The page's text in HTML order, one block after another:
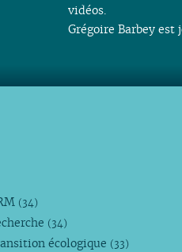
vidéos.
Grégoire Barbey
(34)
(34)
écologique (33)